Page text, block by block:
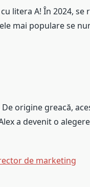
litera A! În 2024, se
mai populare se
origine greacă,
a devenit o
de marketing